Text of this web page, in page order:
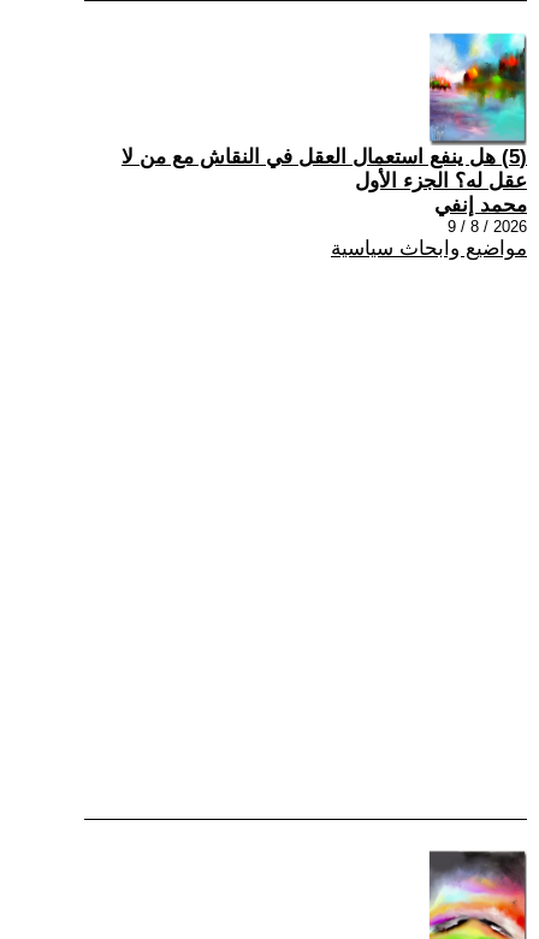
(5) هل ينفع استعمال العقل في النقاش مع من لا
عقل له؟ الجزء الأول
محمد إنفي
2026 / 8 / 9
مواضيع وابحاث سياسية